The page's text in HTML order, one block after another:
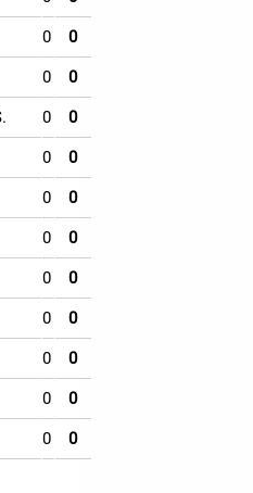
0 0
0 0
0 0
0 0
0 0
0 0
0 0
0 0
0 0
0 0
0 0